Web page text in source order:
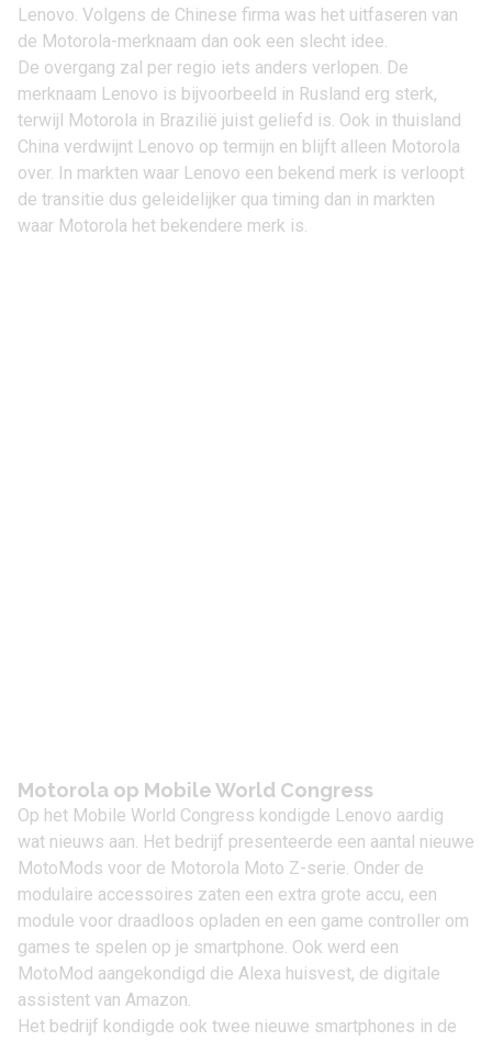
Lenovo. Volgens de Chinese firma was het uitfaseren van
de Motorola-merknaam dan ook een slecht idee.
De overgang zal per regio iets anders verlopen. De
merknaam Lenovo is bijvoorbeeld in Rusland erg sterk,
terwijl Motorola in Brazilië juist geliefd is. Ook in thuisland
China verdwijnt Lenovo op termijn en blijft alleen Motorola
over. In markten waar Lenovo een bekend merk is verloopt
de transitie dus geleidelijker qua timing dan in markten
waar Motorola het bekendere merk is.
Motorola op Mobile World Congress
Op het Mobile World Congress kondigde Lenovo aardig
wat nieuws aan. Het bedrijf presenteerde een aantal nieuwe
MotoMods voor de Motorola Moto Z-serie. Onder de
modulaire accessoires zaten een extra grote accu, een
module voor draadloos opladen en een game controller om
games te spelen op je smartphone. Ook werd een
MotoMod aangekondigd die Alexa huisvest, de digitale
assistent van Amazon.
Het bedrijf kondigde ook twee nieuwe smartphones in de